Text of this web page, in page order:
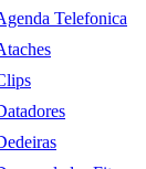
Telefonica